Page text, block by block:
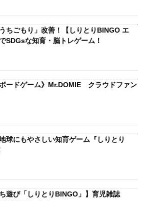
ちごもり」改善！【しりとりBINGO エ
SDGsな知育・脳トレゲーム！
ボードゲーム》Mr.DOMIE クラウドファン
球にもやさしい知育ゲーム『しりとり
遊び「しりとりBINGO」】育児雑誌